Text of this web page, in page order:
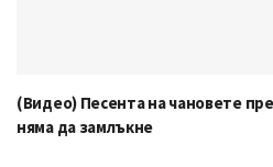
(Видео) Песента на чановете
няма да замлъкне